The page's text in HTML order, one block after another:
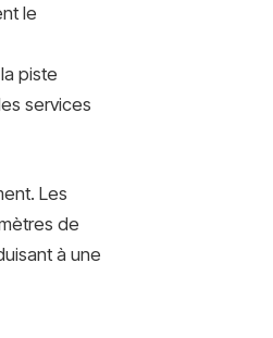
le
piste
services
Les
de
à une